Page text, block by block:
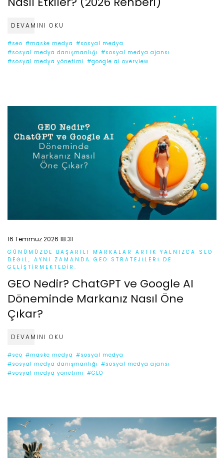
DEVAMINI OKU
#seo #maske medya #sosyal medya
#sosyal medya danışmanlığı #sosyal medya ajansı
#sosyal medya yönetimi #google ai overview
16 Temmuz 2026 18:31
GÜNÜMÜZDE BAŞARILI MARKALAR ARTIK YALNIZCA SEO
DEĞIL, AYNI ZAMANDA GEO STRATEJILERI DE
GELIŞTIRMEKTEDIR.
GEO Nedir? ChatGPT ve Google AI
Döneminde Markanız Nasıl Öne
Çıkar?
DEVAMINI OKU
#seo #maske medya #sosyal medya
#sosyal medya danışmanlığı #sosyal medya ajansı
#sosyal medya yönetimi #GEO